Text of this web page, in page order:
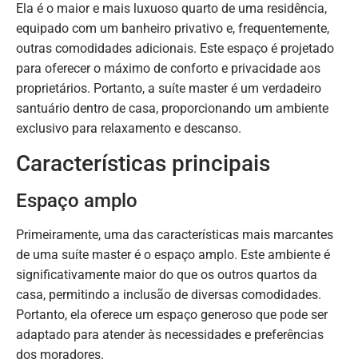
Ela é o maior e mais luxuoso quarto de uma residência,
equipado com um banheiro privativo e, frequentemente,
outras comodidades adicionais. Este espaço é projetado
para oferecer o máximo de conforto e privacidade aos
proprietários. Portanto, a suíte master é um verdadeiro
santuário dentro de casa, proporcionando um ambiente
exclusivo para relaxamento e descanso.
Características principais
Espaço amplo
Primeiramente, uma das características mais marcantes
de uma suíte master é o espaço amplo. Este ambiente é
significativamente maior do que os outros quartos da
casa, permitindo a inclusão de diversas comodidades.
Portanto, ela oferece um espaço generoso que pode ser
adaptado para atender às necessidades e preferências
dos moradores.